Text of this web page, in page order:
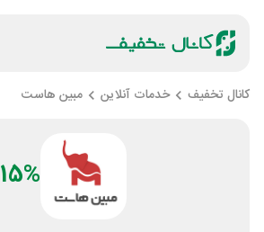
کانال تخفیف خدمات آنلاین مبین هاست
15%